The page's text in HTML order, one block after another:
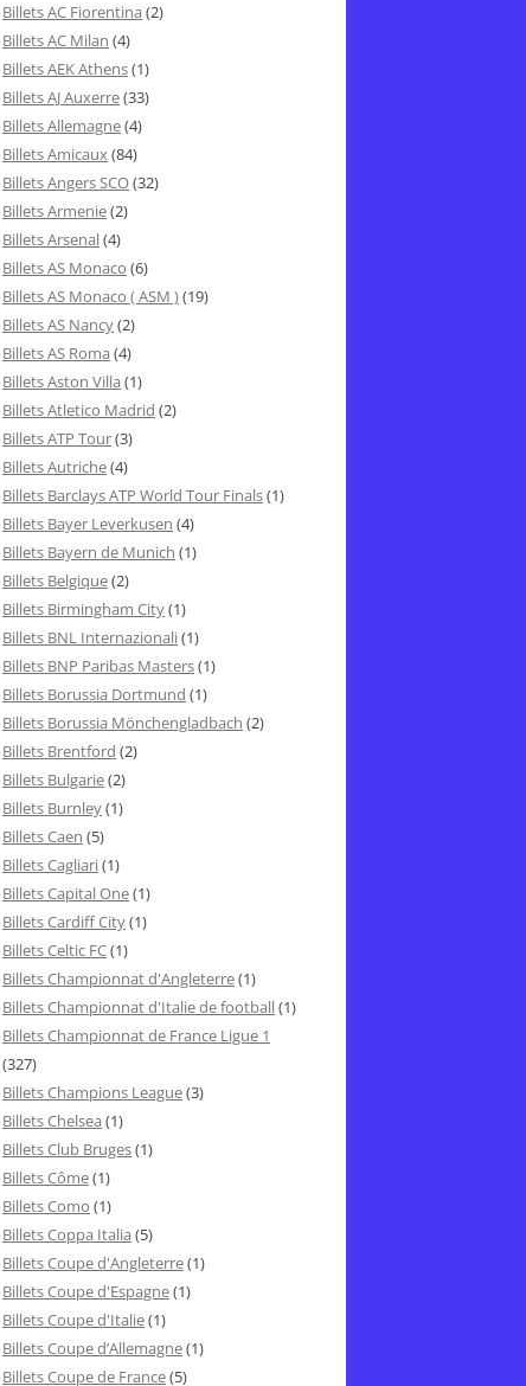
Billets AC Fiorentina (2)
Billets AC Milan (4)
Billets AEK Athens(1)
Billets AJ Auxerre(33)
Billets Allemagne(4)
Billets Amicaux(84)
Billets Angers SCO(32)
Billets Armenie(2)
Billets Arsenal(4)
Billets AS Monaco (6)
Billets AS Monaco ( ASM )(19)
Billets AS Nancy(2)
Billets AS Roma (4)
Billets Aston Villa (1)
Billets Atletico Madrid (2)
Billets ATP Tour(3)
Billets Autriche(4)
Billets Barclays ATP World Tour Finals(1)
Billets Bayer Leverkusen (4)
Billets Bayern de Munich (1)
Billets Belgique(2)
Billets Birmingham City(1)
Billets BNL Internazionali(1)
Billets BNP Paribas Masters(1)
Billets Borussia Dortmund (1)
Billets Borussia Mönchengladbach (2)
Billets Brentford (2)
Billets Bulgarie(2)
Billets Burnley(1)
Billets Caen (5)
Billets Cagliari(1)
Billets Capital One(1)
Billets Cardiff City(1)
Billets Celtic FC(1)
Billets Championnat d'Angleterre(1)
Billets Championnat d'Italie de football(1)
Billets Championnat de France Ligue 1
(327)
Billets Champions League(3)
Billets Chelsea (1)
Billets Club Bruges(1)
Billets Côme(1)
Billets Como (1)
Billets Coppa Italia (5)
Billets Coupe d'Angleterre(1)
Billets Coupe d'Espagne(1)
Billets Coupe d'Italie(1)
Billets Coupe d’Allemagne(1)
Billets Coupe de France(5)